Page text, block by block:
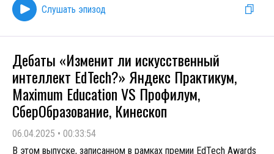
Слушать эпизод
Дебаты «Изменит ли искусственный
интеллект EdTech?» Яндекс Практикум,
Maximum Education VS Профилум,
СберОбразование, Кинескоп
06.04.2025 • 00:33:54
В этом выпуске, записанном в рамках премии EdTech Awards